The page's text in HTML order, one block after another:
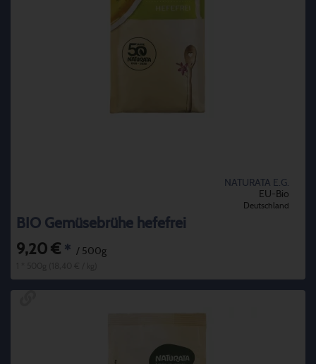
NATURATA E.G.
EU-Bio
Deutschland
BIO Gemüsebrühe hefefrei
9,20 € * / 500g